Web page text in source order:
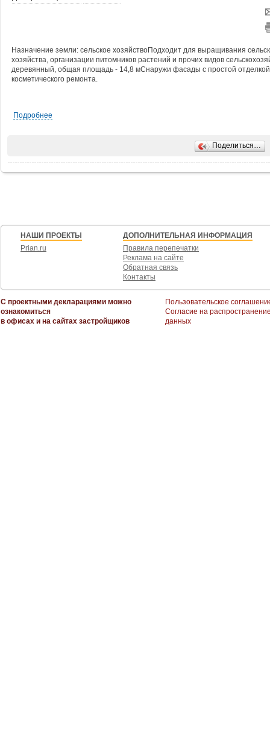
Назначение земли: сельское хозяйствоПодходит для выращивания
хозяйства, организации питомников растений и прочих видов
деревянный, общая площадь - 14,8 мСнаружи фасады с простой
косметического ремонта.
Подробнее
Поделиться…
НАШИ ПРОЕКТЫ
Prian.ru
ДОПОЛНИТЕЛЬНАЯ ИНФОРМАЦИЯ
Правила перепечатки
Реклама на сайте
Обратная связь
Контакты
С проектными декларациями можно
ознакомиться
в офисах и на сайтах застройщиков
Пользовательское
Согласие на
данных